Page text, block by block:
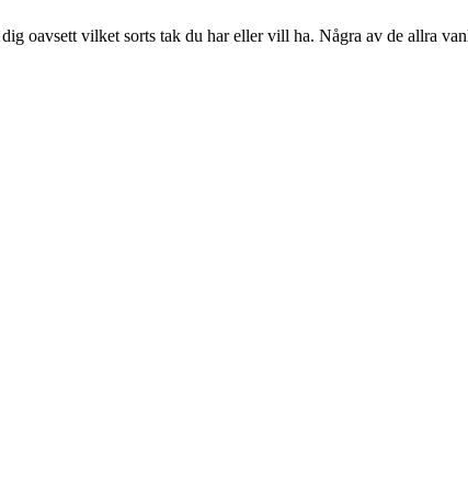
oavsett vilket sorts tak du har eller vill ha. Några av de allra